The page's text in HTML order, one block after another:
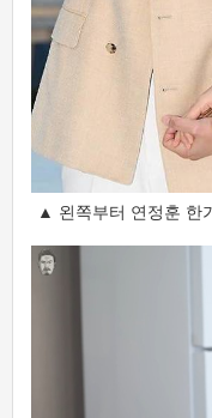
▲ 왼쪽부터 연정훈 한